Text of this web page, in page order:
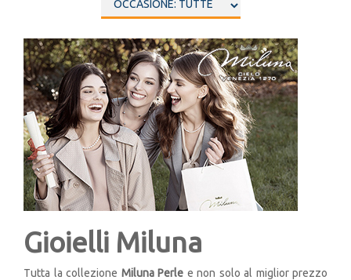
Gioielli Miluna
Tutta la collezione Miluna Perle e non solo al miglior prezzo